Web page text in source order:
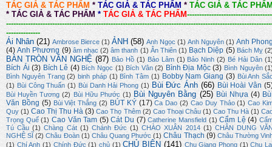
TÁC GIẢ & TÁC PHẨM * TÁC GIẢ & TÁC PHẨM * TÁC GIẢ & TÁC
* TÁC GIẢ & TÁC PHẨM * TÁC GIẢ & TÁC PHẨM-----------------------------------
--------------
Ái Nhân (21) Ambrose Bierce (1) ẢNH (58) Anh Ngọc (1) Anh Nguyên (1) Anh
(4) Anh Phương (9) âm nhạc (2) âm thanh (1) Ân Thiên (1) Bạch Diệp (5) Bách Mỵ
BÀN TRÒN VĂN NGHỆ (87) Bảo Hồ (1) Bảo Lâm (1) Bảo Ninh (2) Bé Hải Dân
Bích Ái (3) Bích Lê (4) Bích Ngọc (1) Bích Vân (2) Bình Địa Mộc (3) Bình Nguyên
Bình Nguyên Trang (2) binh pháp (1) Bình Tâm (1) Bobby Nam Giang (3) Bùi Anh
(1) Bùi Công Thuấn (1) Bùi Danh Hải Phong (1) Bùi Đức Ánh (66) Bùi Hoài Vân
Bùi Huyền Tương (2) Bùi Hữu Phước (1) Bùi Nguyên Bằng (25) Bùi Nhựa (4)
Văn Bồng (5) Bùi Việt Thắng (2) BÚT KÝ (17) Ca Dao (2) Cao Duy Thảo (1) Cao
Quy (1) Cao Thị Thu Hà (3) Cao Thọ Thêm (2) Cao Thoại Châu (1) Cao Thu Hà (1)
Trọng Quế (1) Cao Văn Tam (5) Cát Du (7) Catherine Mansfield (1) Cẩm Lệ (4)
Tú Cầu (1) Chàng Cát (1) Chánh Đức (1) CHÀO XUÂN 2014 (1) CHÂN DUNG
NGHỆ SĨ (2) Châu Đoàn (1) Châu Quang Phước (1) Châu Thạch (9) Châu Thường
(1) Chí Anh (1) Chính Đức (1) chủ (1) CHỦ BIÊN (141) Chu Giang Phong (1) Chu